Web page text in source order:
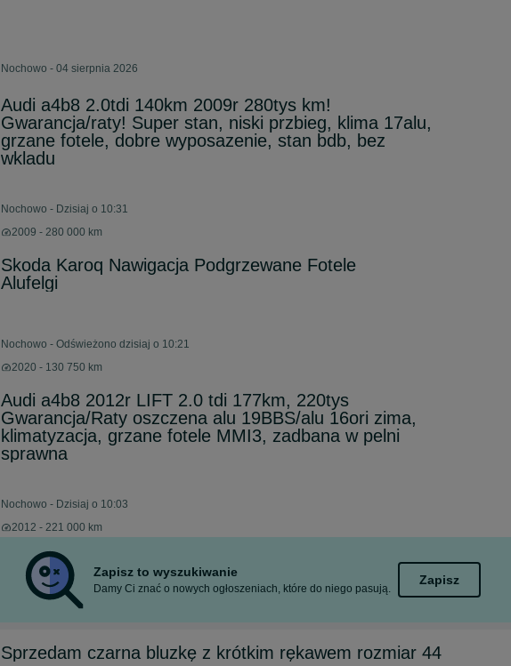
Nochowo - 04 sierpnia 2026
Audi a4b8 2.0tdi 140km 2009r 280tys km!
Gwarancja/raty! Super stan, niski przbieg, klima 17alu,
grzane fotele, dobre wyposazenie, stan bdb, bez
wkladu
Nochowo - Dzisiaj o 10:31
2009 - 280 000 km
Skoda Karoq Nawigacja Podgrzewane Fotele
Alufelgi
Nochowo - Odświeżono dzisiaj o 10:21
2020 - 130 750 km
Audi a4b8 2012r LIFT 2.0 tdi 177km, 220tys
Gwarancja/Raty oszczena alu 19BBS/alu 16ori zima,
klimatyzacja, grzane fotele MMI3, zadbana w pelni
sprawna
Nochowo - Dzisiaj o 10:03
2012 - 221 000 km
Zapisz to wyszukiwanie
Damy Ci znać o nowych ogłoszeniach, które do niego pasują.
Zapisz
Sprzedam czarna bluzkę z krótkim rękawem rozmiar 44